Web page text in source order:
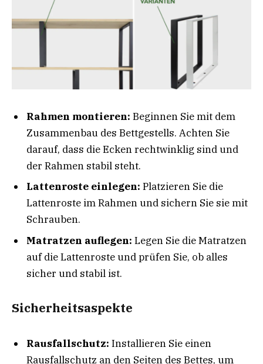
Rahmen montieren: Beginnen Sie mit dem
Zusammenbau des Bettgestells. Achten Sie
darauf, dass die Ecken rechtwinklig sind und
der Rahmen stabil steht.
Lattenroste einlegen: Platzieren Sie die
Lattenroste im Rahmen und sichern Sie sie mit
Schrauben.
Matratzen auflegen: Legen Sie die Matratzen
auf die Lattenroste und prüfen Sie, ob alles
sicher und stabil ist.
Sicherheitsaspekte
Rausfallschutz: Installieren Sie einen
Rausfallschutz an den Seiten des Bettes, um